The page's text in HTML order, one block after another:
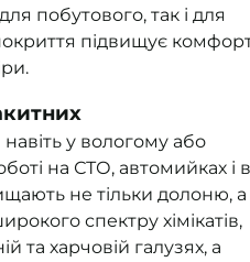
побутового, так і для
підвищує
у вологому або
на СТО, автомийках і в
не тільки долоню, а
спектру хімікатів,
та харчовій галузях, а